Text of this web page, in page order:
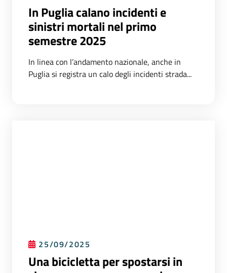
In Puglia calano incidenti e
sinistri mortali nel primo
semestre 2025
In linea con l’andamento nazionale, anche in
Puglia si registra un calo degli incidenti strada...
25/09/2025
Una bicicletta per spostarsi in